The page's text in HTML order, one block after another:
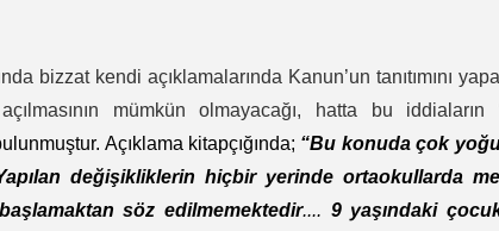
bizzat kendi açıklamalarında Kanun’un tanıtımını
mümkün olmayacağı, hatta bu iddiaların
Açıklama kitapçığında; “Bu konuda çok
değişikliklerin hiçbir yerinde ortaokullarda
söz edilmemektedir.... 9 yaşındaki